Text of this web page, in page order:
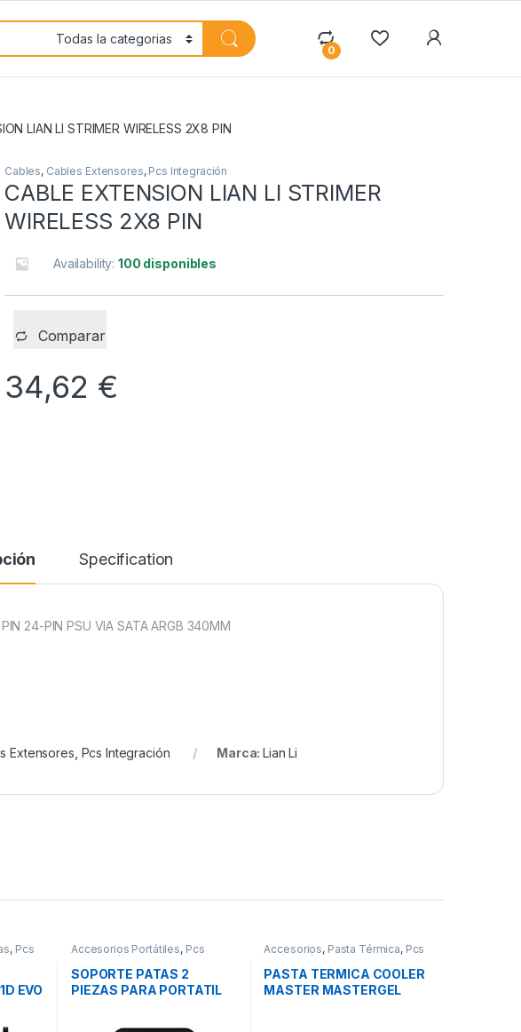
0
LIAN LI STRIMER WIRELESS 2X8 PIN
Cables, Cables Extensores, Pcs Integración
CABLE EXTENSION LIAN LI STRIMER
WIRELESS 2X8 PIN
Availability:100 disponibles
Comparar
34,62 €
Specification
24-PIN PSU VIA SATA ARGB 340MM
Extensores Pcs Integración Marca:Lian Li
, Pcs
EVO
Accesorios Portátiles, Pcs
Integración
SOPORTE PATAS 2
PIEZAS PARA PORTATIL
Accesorios, Pasta Térmica, Pcs
Integración
PASTA TERMICA COOLER
MASTER MASTERGEL